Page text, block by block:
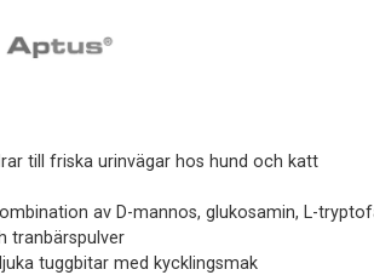
till friska urinvägar hos hund och katt
av D-mannos, glukosamin, L-
tranbärspulver
tuggbitar med kycklingsmak